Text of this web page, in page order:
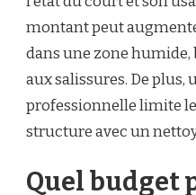
montant peut
dans une zone humide,
aux salissures. De
professionnelle limite
structure avec un
Quel budget